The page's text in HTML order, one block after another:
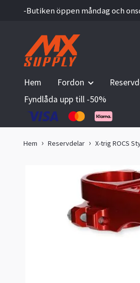
-Butiken öppen måndag och
Hem Fordon
Fyndlåda upp till -50%
Hem Reservdelar X-trig ROCS